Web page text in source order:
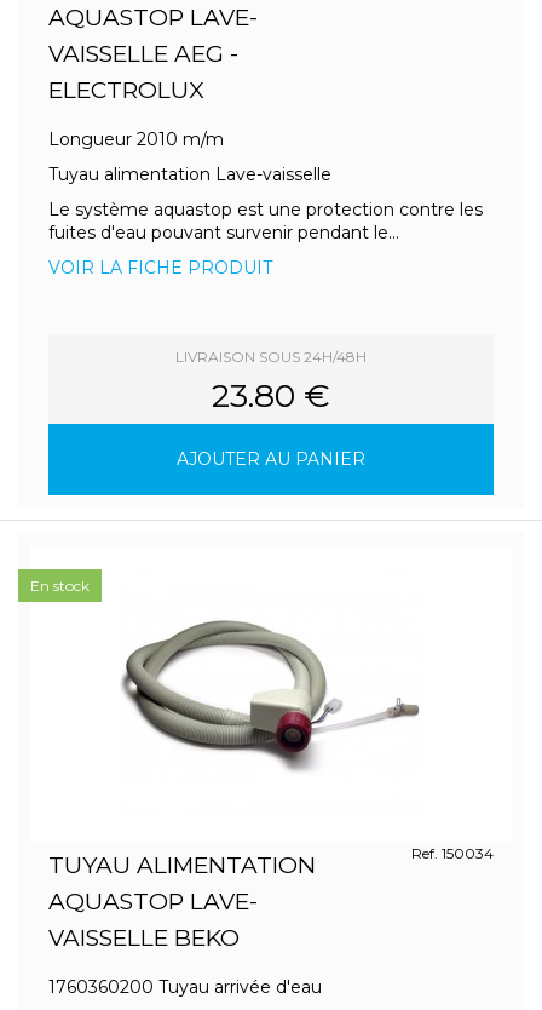
AQUASTOP LAVE-
VAISSELLE AEG -
ELECTROLUX
Longueur 2010 m/m
Tuyau alimentation Lave-vaisselle
Le système aquastop est une protection contre les
fuites d'eau pouvant survenir pendant le...
VOIR LA FICHE PRODUIT
LIVRAISON SOUS 24H/48H
23.80 €
AJOUTER AU PANIER
TUYAU ALIMENTATION
AQUASTOP LAVE-
VAISSELLE BEKO
Ref. 150034
1760360200 Tuyau arrivée d'eau
En stock